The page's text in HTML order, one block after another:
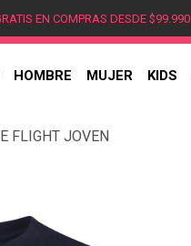
EN COMPRAS DESDE
HOMBRE MUJER KIDS
FLIGHT JOVEN